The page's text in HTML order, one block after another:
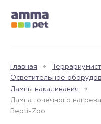
Главная
Осветительное
Лампы накаливания
Лампа точечного
Repti-Zoo